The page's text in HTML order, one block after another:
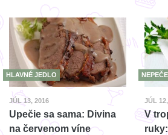
HLAVNÉ JEDLO
JÚL 13, 2016
Upečie sa sama: Divina
na červenom víne
JÚL
V